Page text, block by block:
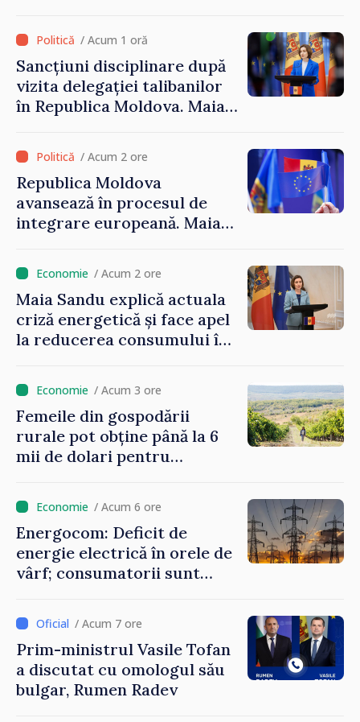
/ Acum 1 oră
Sancțiuni disciplinare după
vizita delegației talibanilor
în Republica Moldova. Maia
oameni cu funcții înalte nu
cunosc politica statului”
/ Acum 2 ore
Republica Moldova
avansează în procesul de
integrare europeană. Maia
niciun stat”
/ Acum 2 ore
Maia Sandu explică actuala
criză energetică și face apel
la reducerea consumului în
putem menține prețurile la
un nivel mai mic”
/ Acum 3 ore
Femeile din gospodării
rurale pot obține până la 6
mii de dolari pentru
durabile
/ Acum 6 ore
Energocom: Deficit de
energie electrică în orele de
vârf; consumatorii sunt
/ Acum 7 ore
Prim-ministrul Vasile Tofan
a discutat cu omologul său
bulgar, Rumen Radev